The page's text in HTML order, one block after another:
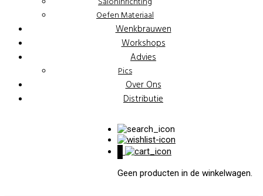
Oefen Materiaal
Wenkbrauwen
Workshops
Advies
Pics
Over Ons
Distributie
Geen producten in de winkelwagen.